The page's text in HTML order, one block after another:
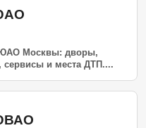
ЮАО Москвы: дворы,
и места ДТП....